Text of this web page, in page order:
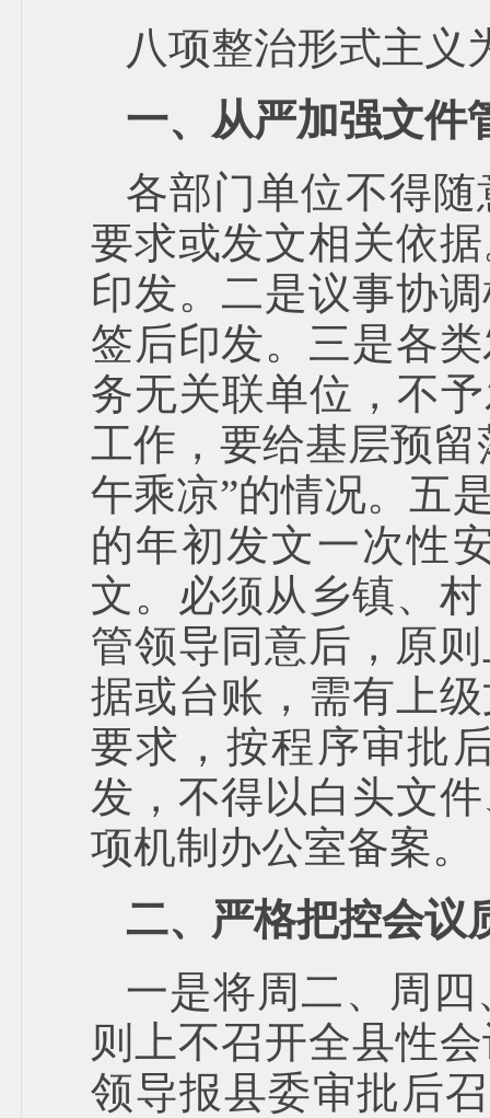
八项整治形式主义
一、从严加强文件
各部门单位不得
要求或发文相关依
印发。二是议事协
签后印发。三是各
务无关联单位，不
工作，要给基层预
午乘凉”的情况。五
的年初发文一次性
文。必须从乡镇、
管领导同意后，原
据或台账，需有上
要求，按程序审批
发，不得以白头文
项机制办公室备案。
二、严格把控会议
一是将周二、周
则上不召开全县性
领导报县委审批后